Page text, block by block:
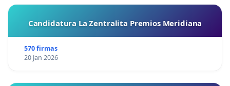
Candidatura La Zentralita Premios Meridiana
570 firmas
20 Jan 2026